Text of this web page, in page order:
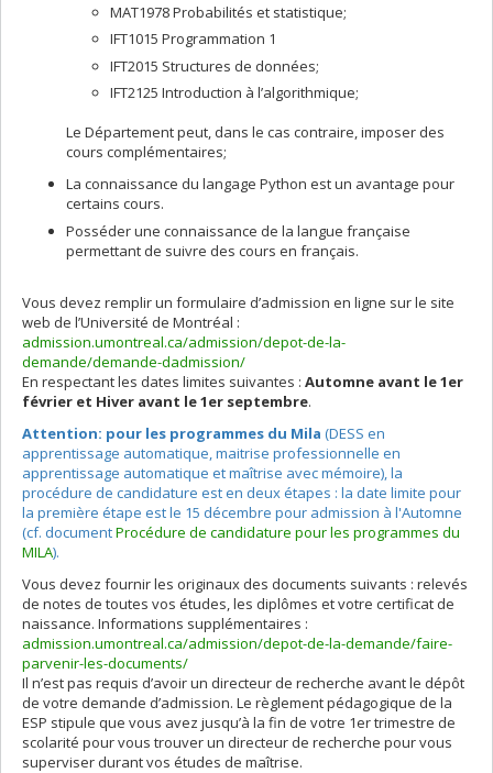
MAT1978 Probabilités et statistique;
IFT1015 Programmation 1
IFT2015 Structures de données;
IFT2125 Introduction à l’algorithmique;
Le Département peut, dans le cas contraire, imposer des
cours complémentaires;
La connaissance du langage Python est un avantage pour
certains cours.
Posséder une connaissance de la langue française
permettant de suivre des cours en français.
Vous devez remplir un formulaire d’admission en ligne sur le site
web de l’Université de Montréal :
admission.umontreal.ca/admission/depot-de-la-
demande/demande-dadmission/
En respectant les dates limites suivantes : Automne avant le 1er
février et Hiver avant le 1er septembre.
Attention: pour les programmes du Mila (DESS en
apprentissage automatique, maitrise professionnelle en
apprentissage automatique et maîtrise avec mémoire), la
procédure de candidature est en deux étapes : la date limite pour
la première étape est le 15 décembre pour admission à l'Automne
(cf. documentProcédure de candidature pour les programmes du
MILA).
Vous devez fournir les originaux des documents suivants : relevés
de notes de toutes vos études, les diplômes et votre certificat de
naissance. Informations supplémentaires :
admission.umontreal.ca/admission/depot-de-la-demande/faire-
parvenir-les-documents/
Il n’est pas requis d’avoir un directeur de recherche avant le dépôt
de votre demande d’admission. Le règlement pédagogique de la
ESP stipule que vous avez jusqu’à la fin de votre 1er trimestre de
scolarité pour vous trouver un directeur de recherche pour vous
superviser durant vos études de maîtrise.